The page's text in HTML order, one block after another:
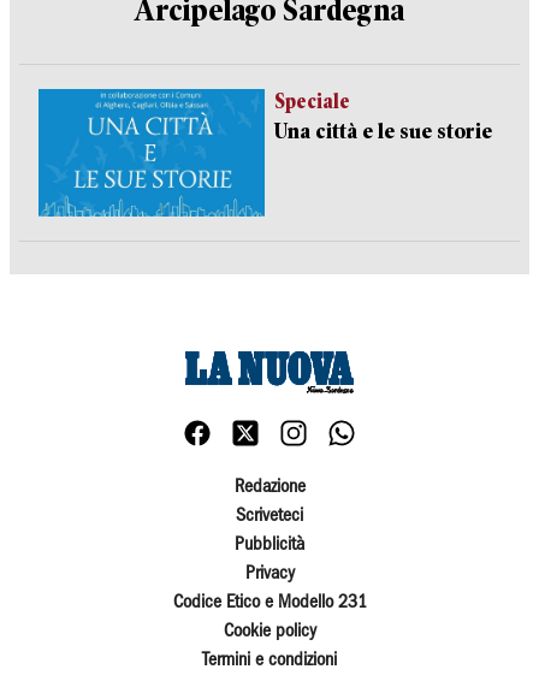
Arcipelago Sardegna
Speciale
Una città e le sue storie
Redazione
Scriveteci
Pubblicità
Privacy
Codice Etico e Modello 231
Cookie policy
Termini e condizioni